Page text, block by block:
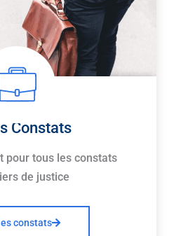
Constats
pour tous les constats
de justice
constats